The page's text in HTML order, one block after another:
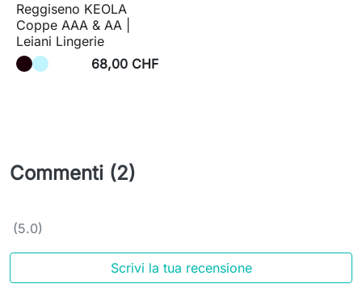
Reggiseno KEOLA
Coppe AAA & AA |
Leiani Lingerie
68,00 CHF
Commenti (2)
(5.0)
Scrivi la tua recensione